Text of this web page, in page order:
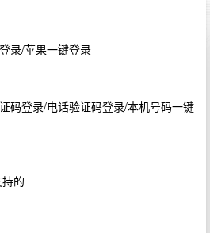
录/苹果一键登录
码登录/电话验证码登录/本机号码一键
的